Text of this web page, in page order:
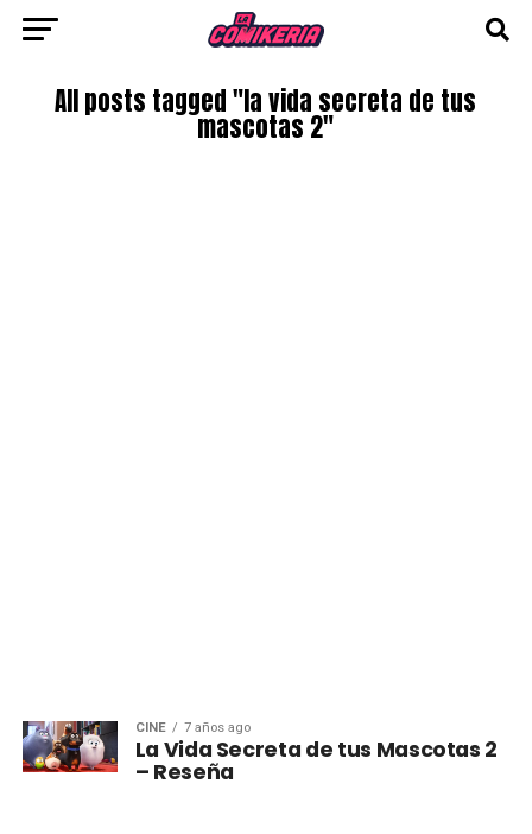
All posts tagged "la vida secreta de tus
mascotas 2"
CINE 7 años ago
La Vida Secreta de tus Mascotas 2
– Reseña